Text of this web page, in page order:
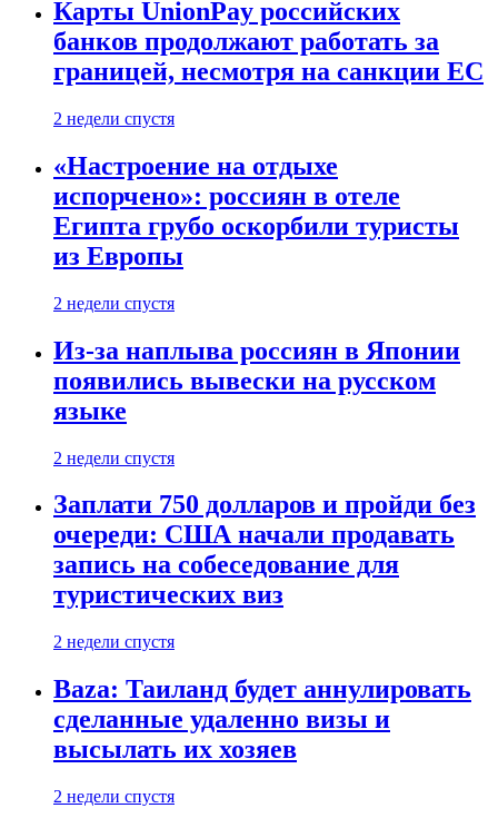
Карты UnionPay российских
банков продолжают работать за
границей, несмотря на санкции ЕС
2 недели спустя
«Настроение на отдыхе
испорчено»: россиян в отеле
Египта грубо оскорбили туристы
из Европы
2 недели спустя
Из-за наплыва россиян в Японии
появились вывески на русском
языке
2 недели спустя
Заплати 750 долларов и пройди без
очереди: США начали продавать
запись на собеседование для
туристических виз
2 недели спустя
Baza: Таиланд будет аннулировать
сделанные удаленно визы и
высылать их хозяев
2 недели спустя